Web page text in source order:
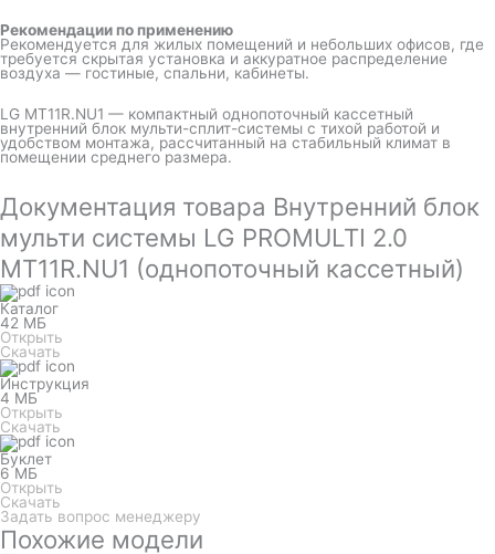
Рекомендации по применению
Рекомендуется для жилых помещений и небольших офисов, где
требуется скрытая установка и аккуратное распределение
воздуха — гостиные, спальни, кабинеты.
LG MT11R.NU1 — компактный однопоточный кассетный
внутренний блок мульти-сплит-системы с тихой работой и
удобством монтажа, рассчитанный на стабильный климат в
помещении среднего размера.
Документация товара Внутренний блок
мульти системы LG PROMULTI 2.0
MT11R.NU1 (однопоточный кассетный)
Каталог
42 МБ
Открыть
Скачать
Инструкция
4 МБ
Открыть
Скачать
Буклет
6 МБ
Открыть
Скачать
Задать вопрос менеджеру
Похожие модели